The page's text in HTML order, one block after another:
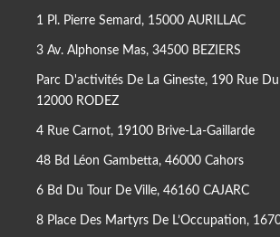
1 Pl. Pierre Semard, 15000 AURILLAC
3 Av. Alphonse Mas, 34500 BEZIERS
Parc D'activités De La Gineste, 190 Rue
12000 RODEZ
4 Rue Carnot, 19100 Brive-La-Gaillarde
48 Bd Léon Gambetta, 46000 Cahors
6 Bd Du Tour De Ville, 46160 CAJARC
8 Place Des Martyrs De L’Occupation,